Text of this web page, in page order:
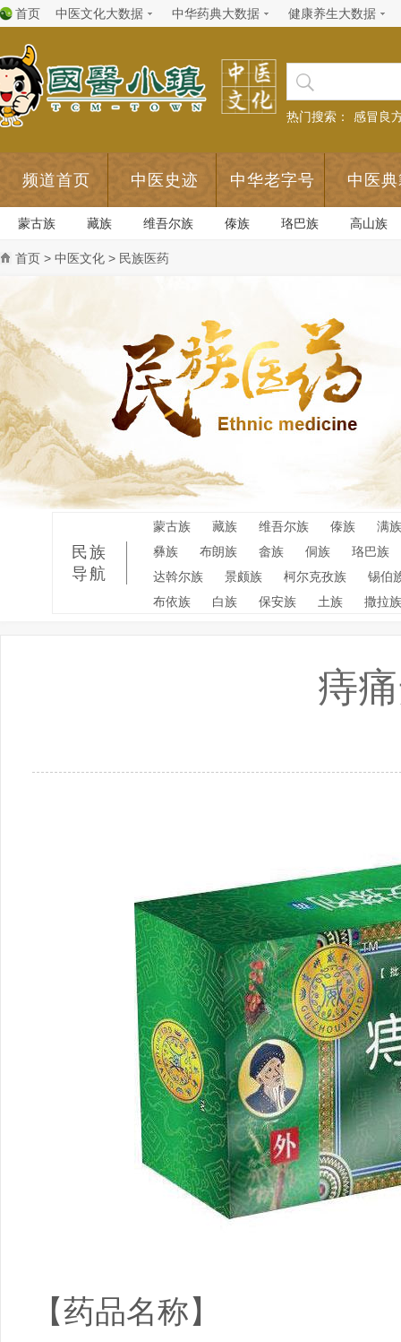
首页 中医文化大数据 中华药典大数据 健康养生大数据
热门搜索： 感冒良
频道首页 中医史迹 中华老字号 中医
蒙古族 藏族 维吾尔族 傣族 珞巴族 高山族
首页 > 中医文化 > 民族医药
民族
导航
蒙古族 藏族 维吾尔族 傣族
满族
彝族
布朗族 畲族 侗族
珞巴族
达斡尔族
景颇族 柯尔克孜族
锡伯
布依族
白族 保安族 土族 撒拉族
痔
【药品名称】